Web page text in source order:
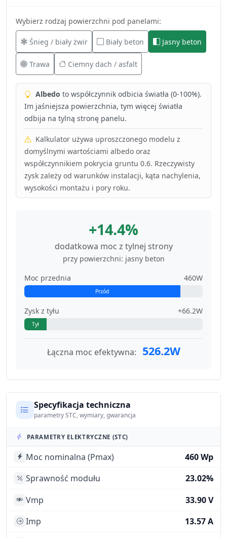
Wybierz rodzaj powierzchni pod panelami:
Śnieg / biały żwir Biały beton Jasny beton
Trawa Ciemny dach / asfalt
Albedo to współczynnik odbicia światła (0-100%).
Im jaśniejsza powierzchnia, tym więcej światła
odbija na tylną stronę panelu.
Kalkulator używa uproszczonego modelu z
domyślnymi wartościami albedo oraz
współczynnikiem pokrycia gruntu 0.6. Rzeczywisty
zysk zależy od warunków instalacji, kąta nachylenia,
wysokości montażu i pory roku.
+14.4%
dodatkowa moc z tylnej strony
przy powierzchni: jasny beton
Moc przednia
460W
Przód
Zysk z tyłu +66.2W
Tył
Łączna moc efektywna: 526.2W
Specyfikacja techniczna
parametry STC, wymiary, gwarancja
PARAMETRY ELEKTRYCZNE (STC)
Moc nominalna (Pmax)
460 Wp
Sprawność modułu
23.02%
Vmp
33.90 V
Imp
13.57 A